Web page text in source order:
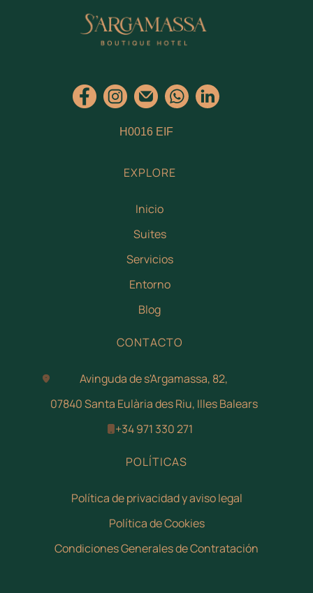
H0016 EIF
EXPLORE
Inicio
Suites
Servicios
Entorno
Blog
CONTACTO
Avinguda de s'Argamassa, 82,
07840 Santa Eulària des Riu, Illes Balears
+34 971 330 271
POLÍTICAS
Política de privacidad y aviso legal
Política de Cookies
Condiciones Generales de Contratación